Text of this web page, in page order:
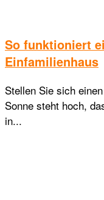
So funktioniert
Einfamilienhaus
Stellen Sie sich
Sonne steht hoch,
in...